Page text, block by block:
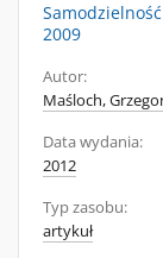
2009
Autor:
Maśloch,
Data wydania:
2012
Typ zasobu:
artykuł